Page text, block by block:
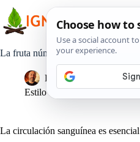
contenido
La fruta número uno para mejorar la
Pedro Lisperguer
3
Estilo de Vida
La circulación sanguínea es